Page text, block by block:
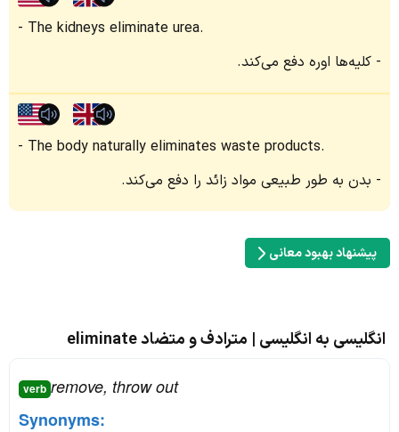
The kidneys eliminate urea.
کلیه‌ها اوره دفع می‌کند.
The body naturally eliminates waste products.
بدن به طور طبیعی مواد زائد را دفع می‌کند.
پیشنهاد بهبود معانی
انگلیسی به انگلیسی | مترادف و متضاد eliminate
verb remove, throw out
Synonyms: